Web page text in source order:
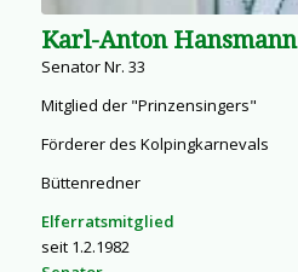
Karl-Anton Hansmann
Senator Nr. 33
Mitglied der "Prinzensingers"
Förderer des Kolpingkarnevals
Büttenredner
Elferratsmitglied
seit 1.2.1982